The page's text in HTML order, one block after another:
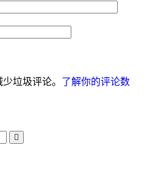
垃圾评论。
了解你的评论数